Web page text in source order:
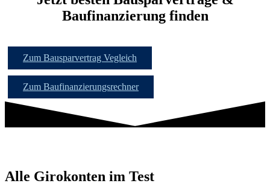
Baufinanzierung finden​
Zum Bausparvertrag Vegleich
Zum Baufinanzierungsrechner
Alle Girokonten im Test